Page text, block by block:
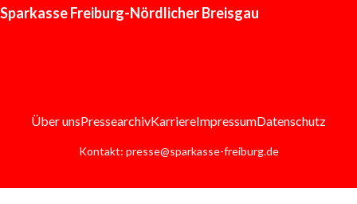
Sparkasse Freiburg-Nördlicher Breisgau